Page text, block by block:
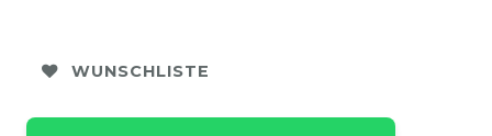
WUNSCHLISTE